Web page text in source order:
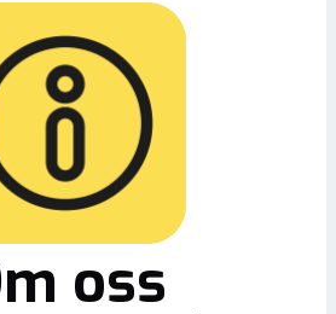
oss